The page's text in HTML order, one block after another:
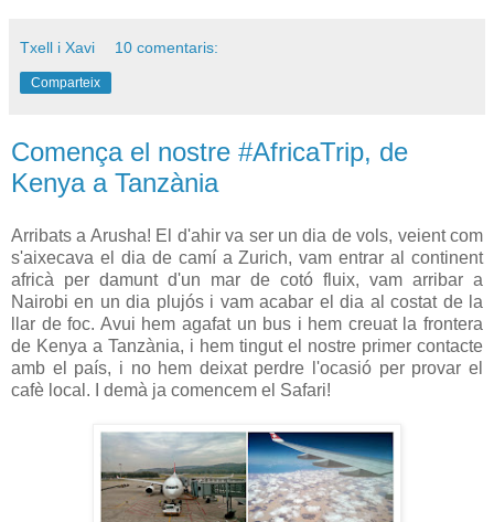
Txell i Xavi 10 comentaris:
Comparteix
Comença el nostre #AfricaTrip, de
Kenya a Tanzània
Arribats a Arusha! El d'ahir va ser un dia de vols, veient com
s'aixecava el dia de camí a Zurich, vam entrar al continent
africà per damunt d'un mar de cotó fluix, vam arribar a
Nairobi en un dia plujós i vam acabar el dia al costat de la
llar de foc. Avui hem agafat un bus i hem creuat la frontera
de Kenya a Tanzània, i hem tingut el nostre primer contacte
amb el país, i no hem deixat perdre l'ocasió per provar el
cafè local. I demà ja comencem el Safari!